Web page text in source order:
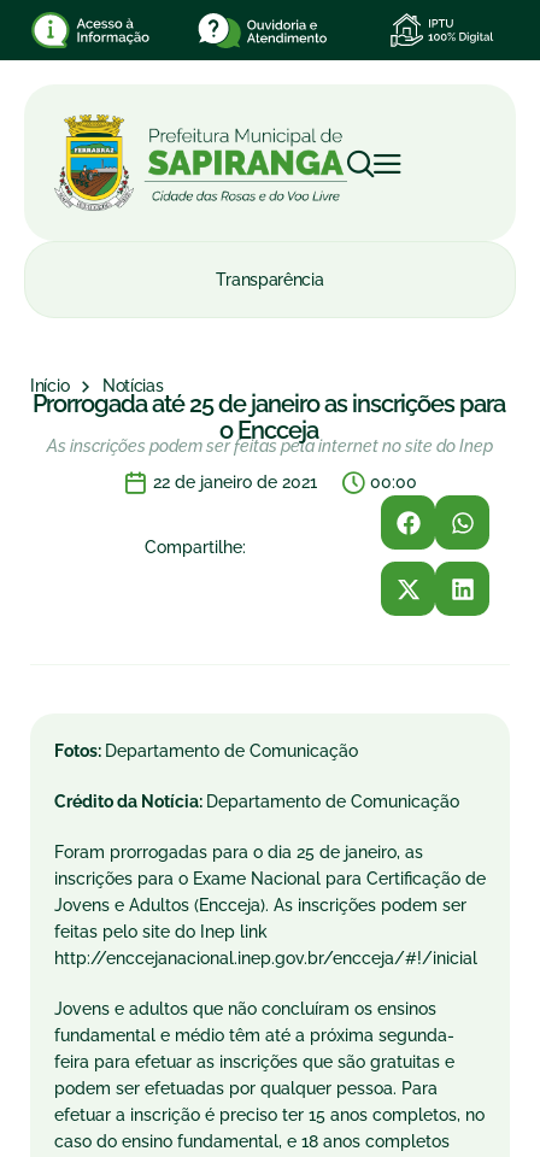
Transparência
Início Notícias
Prorrogada até 25 de janeiro as inscrições para
o Encceja
As inscrições podem ser feitas pela internet no site do Inep
22 de janeiro de 2021
00:00
Compartilhe:
Fotos: Departamento de Comunicação
Crédito da Notícia: Departamento de Comunicação
Foram prorrogadas para o dia 25 de janeiro, as
inscrições para o Exame Nacional para Certificação de
Jovens e Adultos (Encceja). As inscrições podem ser
feitas pelo site do Inep link
http://enccejanacional.inep.gov.br/encceja/#!/inicial
Jovens e adultos que não concluíram os ensinos
fundamental e médio têm até a próxima segunda-
feira para efetuar as inscrições que são gratuitas e
podem ser efetuadas por qualquer pessoa. Para
efetuar a inscrição é preciso ter 15 anos completos, no
caso do ensino fundamental, e 18 anos completos